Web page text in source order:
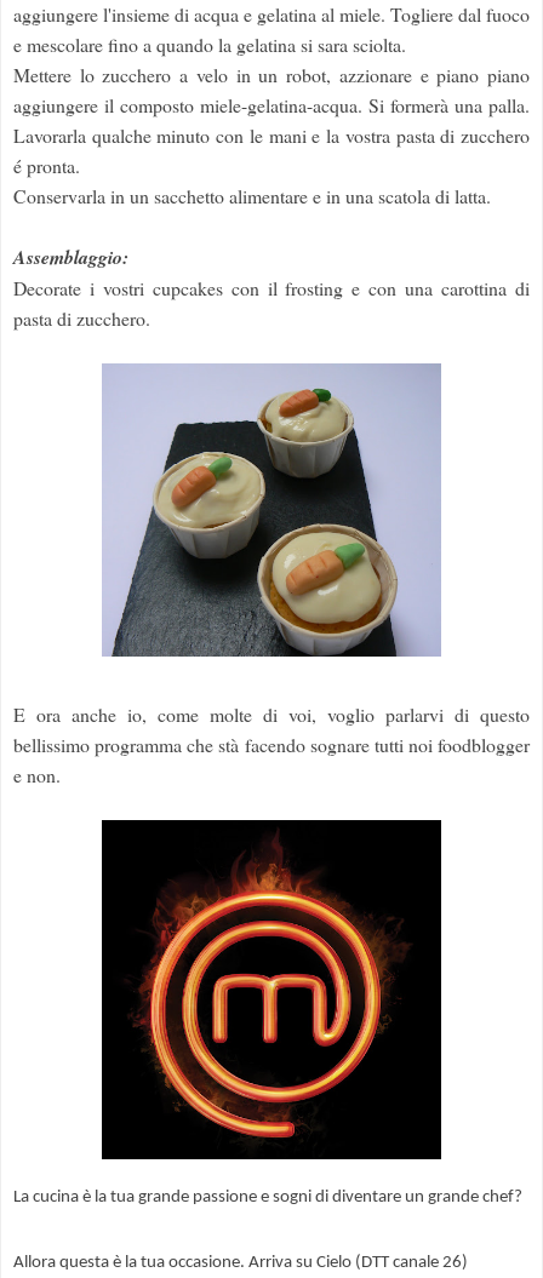
aggiungere l'insieme di acqua e gelatina al miele. Togliere dal fuoco
e mescolare fino a quando la gelatina si sara sciolta.
Mettere lo zucchero a velo in un robot, azzionare e piano piano
aggiungere il composto miele-gelatina-acqua. Si formerà una palla.
Lavorarla qualche minuto con le mani e la vostra pasta di zucchero
é pronta.
Conservarla in un sacchetto alimentare e in una scatola di latta.
Assemblaggio:
Decorate i vostri cupcakes con il frosting e con una carottina di
pasta di zucchero.
E ora anche io, come molte di voi, voglio parlarvi di questo
bellissimo programma che stà facendo sognare tutti noi foodblogger
e non.
La cucina è la tua grande passione e sogni di diventare un grande chef?
Allora questa è la tua occasione. Arriva su Cielo (DTT canale 26)